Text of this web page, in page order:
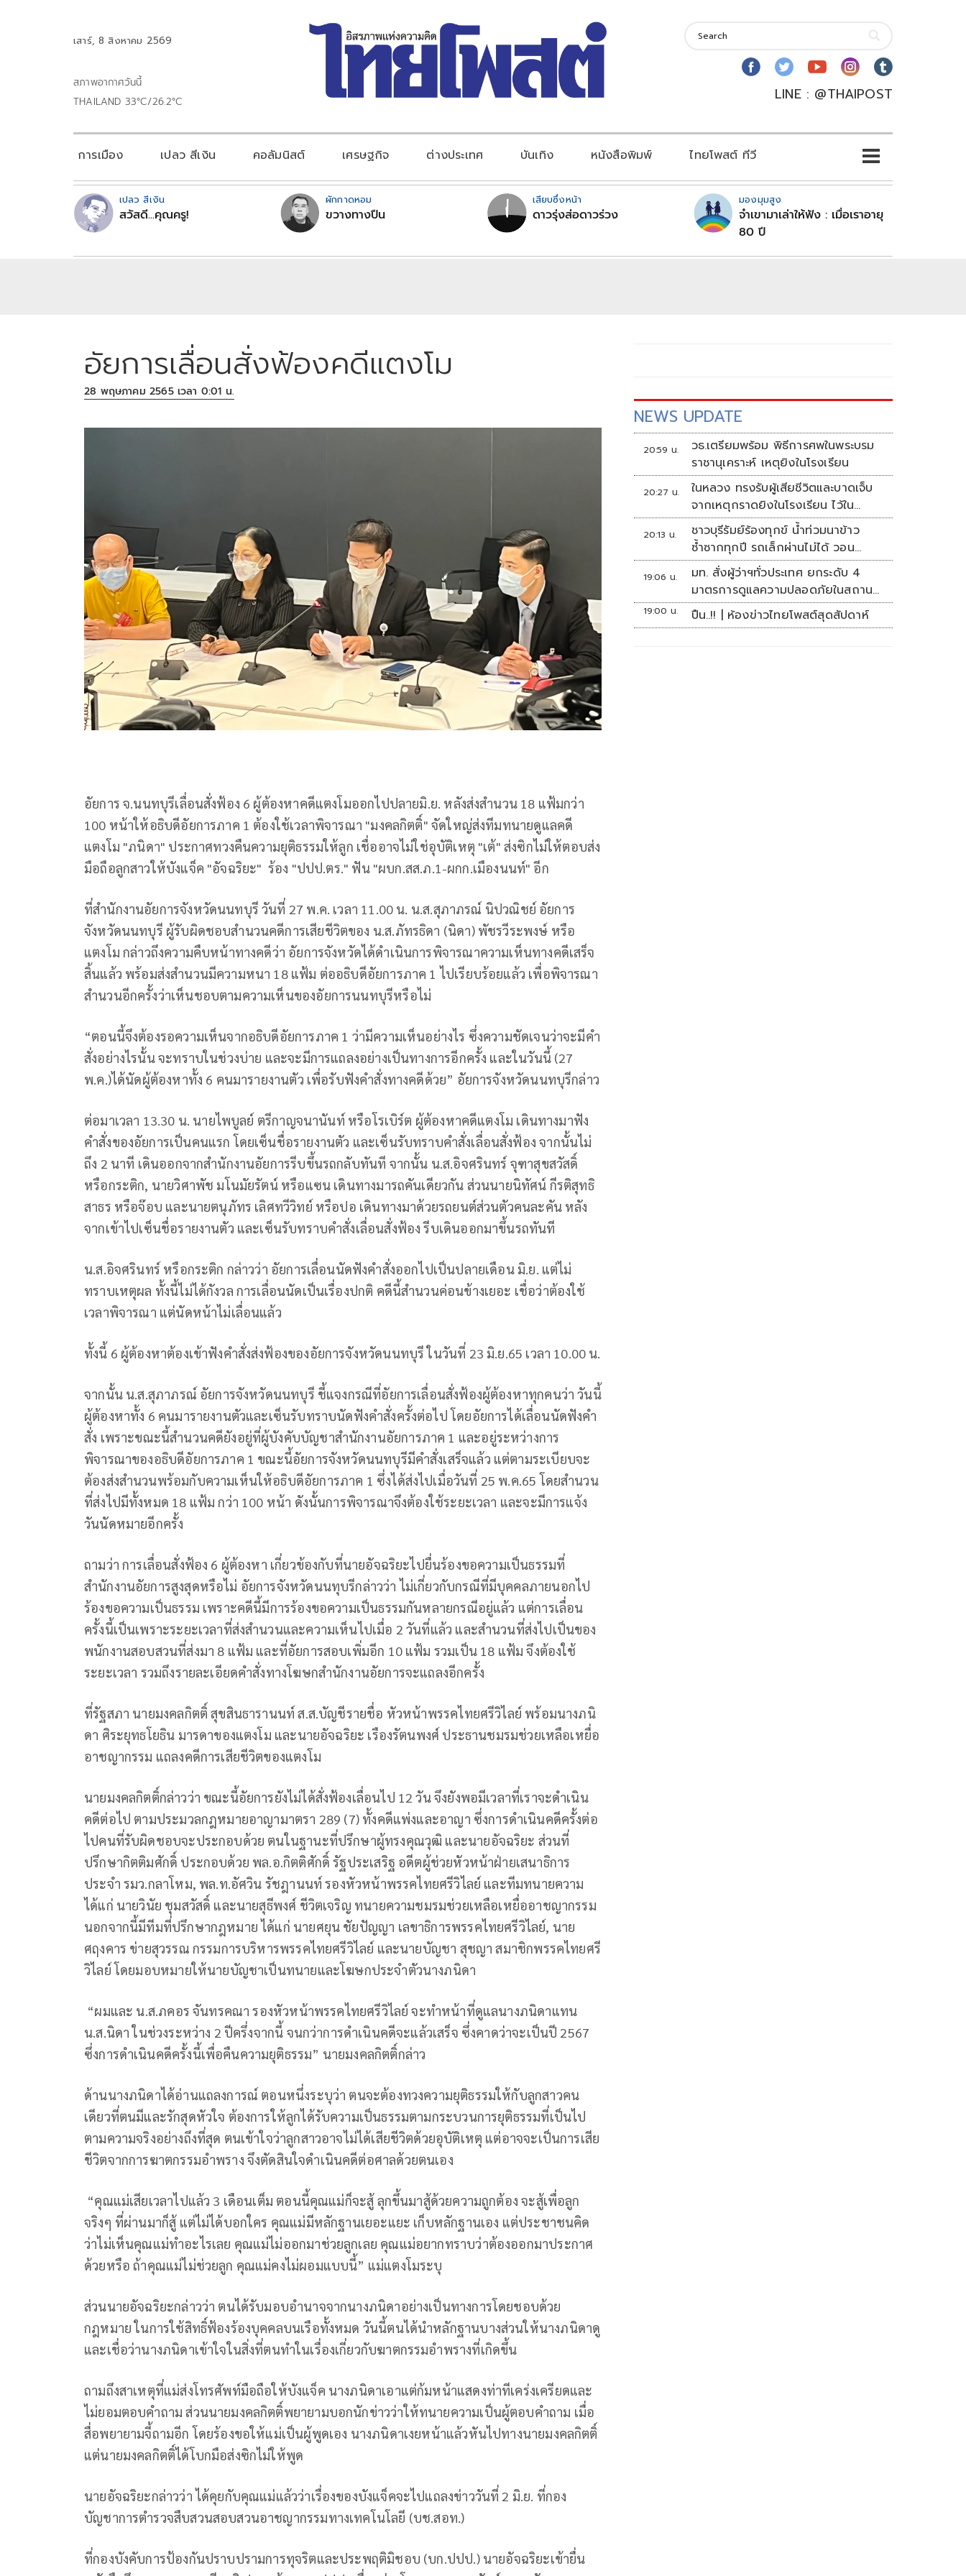
เสาร์, 8 สิงหาคม 2569
สภาพอากาศวันนี้
THAILAND 33°C/26.2°C
LINE : @THAIPOST
การเมือง เปลว สีเงิน คอลัมนิสต์ เศรษฐกิจ ต่างประเทศ บันเทิง หนังสือพิมพ์ ไทยโพสต์ ทีวี
เปลว สีเงิน
สวัสดี...คุณครู!
ผักกาดหอม
ขวางทางปืน
เสียบซึ่งหน้า
ดาวรุ่งส่อดาวร่วง
มองมุมสูง
จำเขามาเล่าให้ฟัง : เมื่อเราอายุ
80 ปี
อัยการเลื่อนสั่งฟ้องคดีแตงโม
28 พฤษภาคม 2565 เวลา 0:01 น.
อัยการ จ.นนทบุรีเลื่อนสั่งฟ้อง 6 ผู้ต้องหาคดีแตงโมออกไปปลายมิ.ย. หลังส่งสำนวน 18 แฟ้มกว่า
100 หน้าให้อธิบดีอัยการภาค 1 ต้องใช้เวลาพิจารณา "มงคลกิตติ์" จัดใหญ่ส่งทีมทนายดูแลคดี
แตงโม "ภนิดา" ประกาศทวงคืนความยุติธรรมให้ลูก เชื่ออาจไม่ใช่อุบัติเหตุ "เต้" ส่งซิกไม่ให้ตอบส่ง
มือถือลูกสาวให้บังแจ็ค "อัจฉริยะ" ร้อง "ปปป.ตร." ฟัน "ผบก.สส.ภ.1-ผกก.เมืองนนท์" อีก
ที่สำนักงานอัยการจังหวัดนนทบุรี วันที่ 27 พ.ค. เวลา 11.00 น. น.ส.สุภาภรณ์ นิปวณิชย์ อัยการ
จังหวัดนนทบุรี ผู้รับผิดชอบสำนวนคดีการเสียชีวิตของ น.ส.ภัทรธิดา (นิดา) พัชรวีระพงษ์ หรือ
แตงโม กล่าวถึงความคืบหน้าทางคดีว่า อัยการจังหวัดได้ดำเนินการพิจารณาความเห็นทางคดีเสร็จ
สิ้นแล้ว พร้อมส่งสำนวนมีความหนา 18 แฟ้ม ต่ออธิบดีอัยการภาค 1 ไปเรียบร้อยแล้ว เพื่อพิจารณา
สำนวนอีกครั้งว่าเห็นชอบตามความเห็นของอัยการนนทบุรีหรือไม่
“ตอนนี้จึงต้องรอความเห็นจากอธิบดีอัยการภาค 1 ว่ามีความเห็นอย่างไร ซึ่งความชัดเจนว่าจะมีคำ
สั่งอย่างไรนั้น จะทราบในช่วงบ่าย และจะมีการแถลงอย่างเป็นทางการอีกครั้ง และในวันนี้ (27
พ.ค.)ได้นัดผู้ต้องหาทั้ง 6 คนมารายงานตัว เพื่อรับฟังคำสั่งทางคดีด้วย” อัยการจังหวัดนนทบุรีกล่าว
ต่อมาเวลา 13.30 น. นายไพบูลย์ ตรีกาญจนานันท์ หรือโรเบิร์ต ผู้ต้องหาคดีแตงโม เดินทางมาฟัง
คำสั่งของอัยการเป็นคนแรก โดยเซ็นชื่อรายงานตัว และเซ็นรับทราบคำสั่งเลื่อนสั่งฟ้อง จากนั้นไม่
ถึง 2 นาที เดินออกจากสำนักงานอัยการรีบขึ้นรถกลับทันที จากนั้น น.ส.อิจศรินทร์ จุฑาสุขสวัสดิ์
หรือกระติก, นายวิศาพัช มโนมัยรัตน์ หรือแซน เดินทางมารถคันเดียวกัน ส่วนนายนิทัศน์ กีรติสุทธิ
สาธร หรือจ๊อบ และนายตนุภัทร เลิศทวีวิทย์ หรือปอ เดินทางมาด้วยรถยนต์ส่วนตัวคนละคัน หลัง
จากเข้าไปเซ็นชื่อรายงานตัว และเซ็นรับทราบคำสั่งเลื่อนสั่งฟ้อง รีบเดินออกมาขึ้นรถทันที
น.ส.อิจศรินทร์ หรือกระติก กล่าวว่า อัยการเลื่อนนัดฟังคำสั่งออกไปเป็นปลายเดือน มิ.ย. แต่ไม่
ทราบเหตุผล ทั้งนี้ไม่ได้กังวล การเลื่อนนัดเป็นเรื่องปกติ คดีนี้สำนวนค่อนข้างเยอะ เชื่อว่าต้องใช้
เวลาพิจารณา แต่นัดหน้าไม่เลื่อนแล้ว
ทั้งนี้ 6 ผู้ต้องหาต้องเข้าฟังคำสั่งส่งฟ้องของอัยการจังหวัดนนทบุรี ในวันที่ 23 มิ.ย.65 เวลา 10.00 น.
จากนั้น น.ส.สุภาภรณ์ อัยการจังหวัดนนทบุรี ชี้แจงกรณีที่อัยการเลื่อนสั่งฟ้องผู้ต้องหาทุกคนว่า วันนี้
ผู้ต้องหาทั้ง 6 คนมารายงานตัวและเซ็นรับทราบนัดฟังคำสั่งครั้งต่อไป โดยอัยการได้เลื่อนนัดฟังคำ
สั่ง เพราะขณะนี้สำนวนคดียังอยู่ที่ผู้บังคับบัญชาสำนักงานอัยการภาค 1 และอยู่ระหว่างการ
พิจารณาของอธิบดีอัยการภาค 1 ขณะนี้อัยการจังหวัดนนทบุรีมีคำสั่งเสร็จแล้ว แต่ตามระเบียบจะ
ต้องส่งสำนวนพร้อมกับความเห็นให้อธิบดีอัยการภาค 1 ซึ่งได้ส่งไปเมื่อวันที่ 25 พ.ค.65 โดยสำนวน
ที่ส่งไปมีทั้งหมด 18 แฟ้ม กว่า 100 หน้า ดังนั้นการพิจารณาจึงต้องใช้ระยะเวลา และจะมีการแจ้ง
วันนัดหมายอีกครั้ง
ถามว่า การเลื่อนสั่งฟ้อง 6 ผู้ต้องหา เกี่ยวข้องกับที่นายอัจฉริยะไปยื่นร้องขอความเป็นธรรมที่
สำนักงานอัยการสูงสุดหรือไม่ อัยการจังหวัดนนทุบรีกล่าวว่า ไม่เกี่ยวกับกรณีที่มีบุคคลภายนอกไป
ร้องขอความเป็นธรรม เพราะคดีนี้มีการร้องขอความเป็นธรรมกันหลายกรณีอยู่แล้ว แต่การเลื่อน
ครั้งนี้เป็นเพราะระยะเวลาที่ส่งสำนวนและความเห็นไปเมื่อ 2 วันที่แล้ว และสำนวนที่ส่งไปเป็นของ
พนักงานสอบสวนที่ส่งมา 8 แฟ้ม และที่อัยการสอบเพิ่มอีก 10 แฟ้ม รวมเป็น 18 แฟ้ม จึงต้องใช้
ระยะเวลา รวมถึงรายละเอียดคำสั่งทางโฆษกสำนักงานอัยการจะแถลงอีกครั้ง
ที่รัฐสภา นายมงคลกิตติ์ สุขสินธารานนท์ ส.ส.บัญชีรายชื่อ หัวหน้าพรรคไทยศรีวิไลย์ พร้อมนางภนิ
ดา ศิระยุทธโยธิน มารดาของแตงโม และนายอัจฉริยะ เรืองรัตนพงศ์ ประธานชมรมช่วยเหลือเหยื่อ
อาชญากรรม แถลงคดีการเสียชีวิตของแตงโม
นายมงคลกิตติ์กล่าวว่า ขณะนี้อัยการยังไม่ได้สั่งฟ้องเลื่อนไป 12 วัน จึงยังพอมีเวลาที่เราจะดำเนิน
คดีต่อไป ตามประมวลกฎหมายอาญามาตรา 289 (7) ทั้งคดีแพ่งและอาญา ซึ่งการดำเนินคดีครั้งต่อ
ไปคนที่รับผิดชอบจะประกอบด้วย ตนในฐานะที่ปรึกษาผู้ทรงคุณวุฒิ และนายอัจฉริยะ ส่วนที่
ปรึกษากิตติมศักดิ์ ประกอบด้วย พล.อ.กิตติศักดิ์ รัฐประเสริฐ อดีตผู้ช่วยหัวหน้าฝ่ายเสนาธิการ
ประจำ รมว.กลาโหม, พล.ท.อัศวิน รัชฎานนท์ รองหัวหน้าพรรคไทยศรีวิไลย์ และทีมทนายความ
ได้แก่ นายวินัย ชุมสวัสดิ์ และนายสุธีพงศ์ ชีวิตเจริญ ทนายความชมรมช่วยเหลือเหยื่ออาชญากรรม
นอกจากนี้มีทีมที่ปรึกษากฎหมาย ได้แก่ นายศยุน ชัยปัญญา เลขาธิการพรรคไทยศรีวิไลย์, นาย
ศฤงคาร ข่ายสุวรรณ กรรมการบริหารพรรคไทยศรีวิไลย์ และนายบัญชา สุชญา สมาชิกพรรคไทยศรี
วิไลย์ โดยมอบหมายให้นายบัญชาเป็นทนายและโฆษกประจำตัวนางภนิดา
“ผมและ น.ส.ภคอร จันทรคณา รองหัวหน้าพรรคไทยศรีวิไลย์ จะทำหน้าที่ดูแลนางภนิดาแทน
น.ส.นิดา ในช่วงระหว่าง 2 ปีครึ่งจากนี้ จนกว่าการดำเนินคดีจะแล้วเสร็จ ซึ่งคาดว่าจะเป็นปี 2567
ซึ่งการดำเนินคดีครั้งนี้เพื่อคืนความยุติธรรม” นายมงคลกิตติ์กล่าว
ด้านนางภนิดาได้อ่านแถลงการณ์ ตอนหนึ่งระบุว่า ตนจะต้องทวงความยุติธรรมให้กับลูกสาวคน
เดียวที่ตนมีและรักสุดหัวใจ ต้องการให้ลูกได้รับความเป็นธรรมตามกระบวนการยุติธรรมที่เป็นไป
ตามความจริงอย่างถึงที่สุด ตนเข้าใจว่าลูกสาวอาจไม่ได้เสียชีวิตด้วยอุบัติเหตุ แต่อาจจะเป็นการเสีย
ชีวิตจากการฆาตกรรมอำพราง จึงตัดสินใจดำเนินคดีต่อศาลด้วยตนเอง
“คุณแม่เสียเวลาไปแล้ว 3 เดือนเต็ม ตอนนี้คุณแม่ก็จะสู้ ลุกขึ้นมาสู้ด้วยความถูกต้อง จะสู้เพื่อลูก
จริงๆ ที่ผ่านมาก็สู้ แต่ไม่ได้บอกใคร คุณแม่มีหลักฐานเยอะแยะ เก็บหลักฐานเอง แต่ประชาชนคิด
ว่าไม่เห็นคุณแม่ทำอะไรเลย คุณแม่ไม่ออกมาช่วยลูกเลย คุณแม่อยากทราบว่าต้องออกมาประกาศ
ด้วยหรือ ถ้าคุณแม่ไม่ช่วยลูก คุณแม่คงไม่ผอมแบบนี้” แม่แตงโมระบุ
ส่วนนายอัจฉริยะกล่าวว่า ตนได้รับมอบอำนาจจากนางภนิดาอย่างเป็นทางการโดยชอบด้วย
กฎหมาย ในการใช้สิทธิ์ฟ้องร้องบุคคลบนเรือทั้งหมด วันนี้ตนได้นำหลักฐานบางส่วนให้นางภนิดาดู
และเชื่อว่านางภนิดาเข้าใจในสิ่งที่ตนทำในเรื่องเกี่ยวกับฆาตกรรมอำพรางที่เกิดขึ้น
ถามถึงสาเหตุที่แม่ส่งโทรศัพท์มือถือให้บังแจ็ค นางภนิดาเอาแต่ก้มหน้าแสดงท่าทีเคร่งเครียดและ
ไม่ยอมตอบคำถาม ส่วนนายมงคลกิตติ์พยายามบอกนักข่าวว่าให้ทนายความเป็นผู้ตอบคำถาม เมื่อ
สื่อพยายามจี้ถามอีก โดยร้องขอให้แม่เป็นผู้พูดเอง นางภนิดาเงยหน้าแล้วหันไปทางนายมงคลกิตติ์
แต่นายมงคลกิตติ์ได้โบกมือส่งซิกไม่ให้พูด
นายอัจฉริยะกล่าวว่า ได้คุยกับคุณแม่แล้วว่าเรื่องของบังแจ็คจะไปแถลงข่าววันที่ 2 มิ.ย. ที่กอง
บัญชาการตำรวจสืบสวนสอบสวนอาชญากรรมทางเทคโนโลยี (บช.สอท.)
ที่กองบังคับการป้องกันปราบปรามการทุจริตและประพฤติมิชอบ (บก.ปปป.) นายอัจฉริยะเข้ายื่น
NEWS UPDATE
20:59 น.
วธ.เตรียมพร้อม พิธีการศพในพระบรม
ราชานุเคราะห์ เหตุยิงในโรงเรียน
20:27 น.
ในหลวง ทรงรับผู้เสียชีวิตและบาดเจ็บ
จากเหตุกราดยิงในโรงเรียน ไว้ใน
พระบรมราชานุเคราะห์
20:13 น.
ชาวบุรีรัมย์ร้องทุกข์ น้ำท่วมนาข้าว
ซ้ำซากทุกปี รถเล็กผ่านไม่ได้ วอน
หน่วยงานเร่งแก้ไข
19:06 น.
มท. สั่งผู้ว่าฯทั่วประเทศ ยกระดับ 4
มาตรการดูแลความปลอดภัยในสถาน
ศึกษา
19:00 น. ปืน..!! | ห้องข่าวไทยโพสต์สุดสัปดาห์